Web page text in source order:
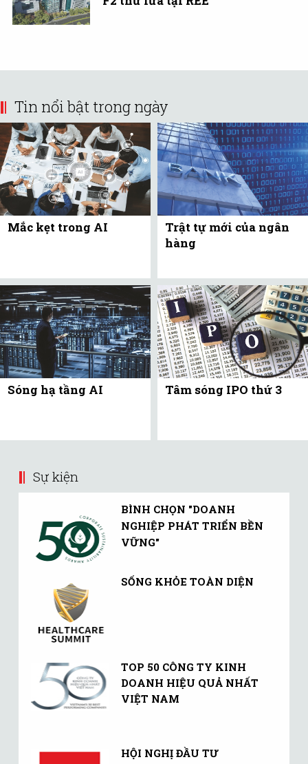
Tin nổi bật trong ngày
Mắc kẹt trong AI
Trật tự mới của ngân
hàng
Sóng hạ tầng AI Tâm sóng IPO thứ 3
Sự kiện
BÌNH CHỌN "DOANH
NGHIỆP PHÁT TRIỂN BỀN
VỮNG"
SỐNG KHỎE TOÀN DIỆN
TOP 50 CÔNG TY KINH
DOANH HIỆU QUẢ NHẤT
VIỆT NAM
HỘI NGHỊ ĐẦU TƯ